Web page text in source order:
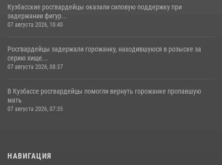
Кузбасские росгвардейцы оказали силовую поддержку при
задержании фигур...
07 августа 2026, 10:40
Росгвардейцы задержали горожанку, находившуюся в розыске за
серию хище...
07 августа 2026, 08:37
В Кузбассе росгвардейцы помогли вернуть горожанке пропавшую
мать
07 августа 2026, 07:35
НАВИГАЦИЯ